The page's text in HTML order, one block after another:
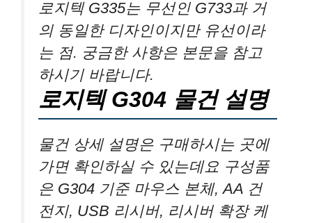
로지텍 G335는 무선인 G733과 거
의 동일한 디자인이지만 유선이라
는 점. 궁금한 사항은 본문을 참고
하시기 바랍니다.
로지텍 G304 물건 설명
물건 상세 설명은 구매하시는 곳에
가면 확인하실 수 있는데요 구성품
은 G304 기준 마우스 본체, AA 건
전지, USB 리시버, 리시버 확장 케